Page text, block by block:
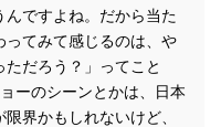
ですよね。だから当た
ってみて感じるのは、や
だろう？」ってこと
ーのシーンとかは、日本
界かもしれないけど、